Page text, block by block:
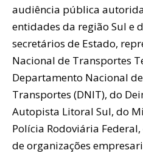
audiência pública
entidades da região Sul e
secretários de Estado,
Nacional de Transportes
Departamento Nacional
Transportes (DNIT), do
Autopista Litoral Sul, do
Polícia Rodoviária
de organizações